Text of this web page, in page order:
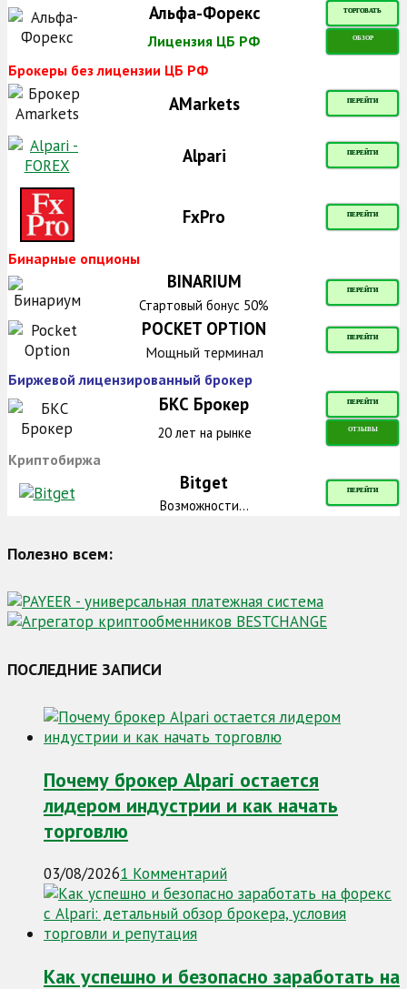
Альфа-Форекс ТОРГОВАТЬ
Лицензия ЦБ РФ ОБЗОР
Брокеры без лицензии ЦБ РФ
AMarkets ПЕРЕЙТИ
Alpari ПЕРЕЙТИ
FxPro ПЕРЕЙТИ
Бинарные опционы
BINARIUM ПЕРЕЙТИ
Стартовый бонус 50%
POCKET OPTION ПЕРЕЙТИ
Мощный терминал
Биржевой лицензированный брокер
БКС Брокер ПЕРЕЙТИ
20 лет на рынке ОТЗЫВЫ
Криптобиржа
Bitget ПЕРЕЙТИ
Возможности...
Полезно всем:
ПОСЛЕДНИЕ ЗАПИСИ
Почему брокер Alpari остается
лидером индустрии и как начать
торговлю
03/08/20261 Комментарий
Как успешно и безопасно заработать на